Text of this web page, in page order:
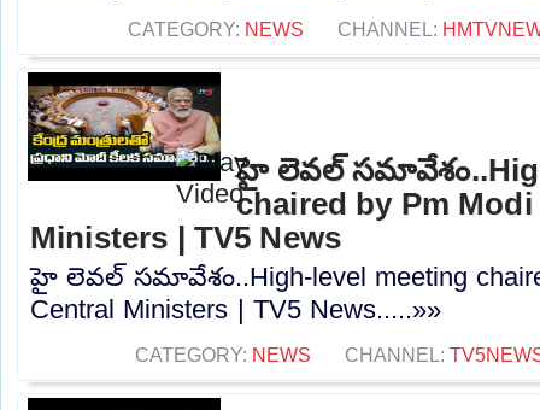
CATEGORY: NEWS CHANNEL:
హై లెవల్
chaired by Pm
Ministers | TV5 News
హై లెవల్ సమావేశం..High-level meeting
Central Ministers | TV5 News.....»»
CATEGORY: NEWS CHANNEL: